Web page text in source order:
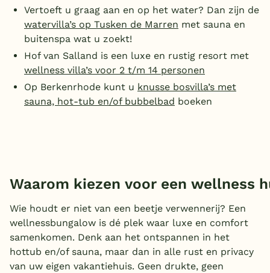
Vertoeft u graag aan en op het water? Dan zijn de
watervilla’s op Tusken de Marren met sauna en
buitenspa wat u zoekt!
Hof van Salland is een luxe en rustig resort met
wellness villa’s voor 2 t/m 14 personen
Op Berkenrhode kunt u knusse bosvilla’s met
sauna, hot-tub en/of bubbelbad boeken
Waarom kiezen voor een wellness
Wie houdt er niet van een beetje verwennerij? Een
wellnessbungalow is dé plek waar luxe en comfort
samenkomen. Denk aan het ontspannen in het
hottub en/of sauna, maar dan in alle rust en privacy
van uw eigen vakantiehuis. Geen drukte, geen